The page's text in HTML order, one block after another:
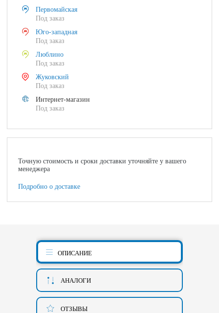
Первомайская
Под заказ
Юго-западная
Под заказ
Люблино
Под заказ
Жуковский
Под заказ
Интернет-магазин
Под заказ
Точную стоимость и сроки доставки уточняйте у вашего
менеджера
Подробно о доставке
ОПИСАНИЕ
АНАЛОГИ
ОТЗЫВЫ